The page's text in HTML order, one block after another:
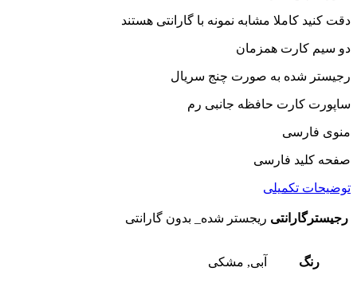
دقت کنید کاملا مشابه نمونه با گارانتی هستند
دو سیم کارت همزمان
رجیستر شده به صورت چنج سریال
ساپورت کارت حافظه جانبی رم
منوی فارسی
صفحه کلید فارسی
توضیحات تکمیلی
رجیسترگارانتی ریجستر شده_ بدون گارانتی
رنگ آبی, مشکی